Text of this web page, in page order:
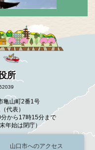
所
山町2番1号
代表）
から17時15分まで
年始は閉庁）
山口市へのアクセス